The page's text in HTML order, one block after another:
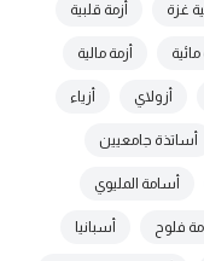
غزة أزمة قلبية
مائية أزمة مالية
أزولاي أزياء
أساتذة جامعيين
أسامة المليوي
فلوح أسبانيا